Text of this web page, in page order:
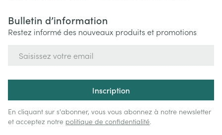
Bulletin d’information
Restez informé des nouveaux produits et promotions
Inscription
En cliquant sur s'abonner, vous vous abonnez à notre newsletter
et acceptez notre politique de confidentialité.